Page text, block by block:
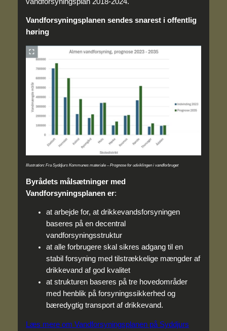
Vandforsyningsplanen sendes snarest i offentlig
høring
Illustration: Fra Syddjurs Kommunes materiale – Prognose for udviklingen i vandforbruget
Byrådets målsætninger med
Vandforsyningsplanen er:
at arbejde for, at drikkevandsforsyningen
baseres på en decentral
vandforsyningsstruktur
at alle forbrugere skal sikres adgang til en
stabil forsyning med tilstrækkelige mængder af
drikkevand af god kvalitet
at strukturen baseres på tre hovedområder
med henblik på forsyningssikkerhed og
bæredygtig transport af drikkevand.
Læs mere om Vandforsyningsplanen på Syddjurs